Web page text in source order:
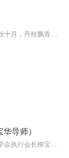
导师）